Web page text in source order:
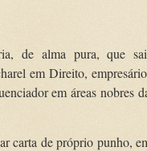
de alma pura, que
em Direito,
em áreas nobres
carta de próprio punho,